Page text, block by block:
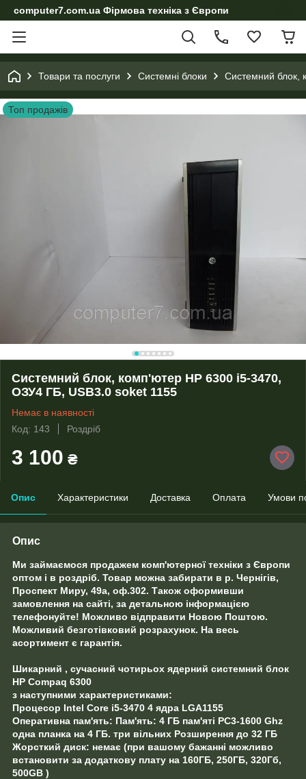
computer7.com.ua Фірмова техніка з Європи
Товари та послуги Системні блоки Системний блок,
Топ продажів
Системний блок, комп'ютер HP 6300 i5-3470,
ОЗУ4 ГБ, USB3.0 soket 1155
Немає в наявності
Код: 143
Роздріб
3 100 ₴
Опис Характеристики Доставка Оплата Умови
Опис
Ми займаємося продажем комп'ютерної техніки з Європи
оптом і в роздріб. Товар можна забирати в р. Чернігів,
Проспект Миру, 49а, оф.302. Також оформивши
замовлення на сайті, за детальною інформацією
телефонуйте! Можливо відправити Новою Поштою.
Можливий безготівковий розрахунок. На весь
асортимент є гарантія.
Шикарний , сучасний чотирьох ядерний системний блок
HP Compaq 6300
з наступними характеристиками:
Процесор Intel Core i5-3470 4 ядра LGA1155
Оперативна пам'ять: Пам'ять: 4 ГБ пам'яті PC3-1600 Ghz
одна планка на 4 ГБ. три вільних Розширення до 32 ГБ
Жорсткий диск: немає (при вашому бажанні можливо
встановити за додаткову плату на 160ГБ, 250ГБ, 320Гб,
500GB )